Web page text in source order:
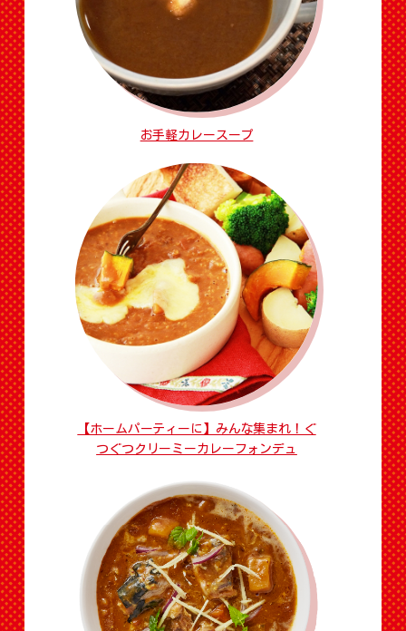
お手軽カレースープ
【ホームパーティーに】みんな集まれ！ぐ
つぐつクリーミーカレーフォンデュ